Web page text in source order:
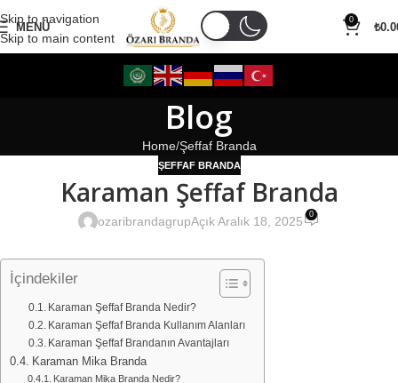
Skip to navigation
Skip to main content
MENÜ
0
₺
Blog
Home Şeffaf Branda
ŞEFFAF BRANDA
Karaman Şeffaf Branda
ozaribrandagrupAçık Aralık 18, 2025 0
İçindekiler
Karaman Şeffaf Branda Nedir?
Karaman Şeffaf Branda Kullanım Alanları
Karaman Şeffaf Brandanın Avantajları
Karaman Mika Branda
Karaman Mika Branda Nedir?